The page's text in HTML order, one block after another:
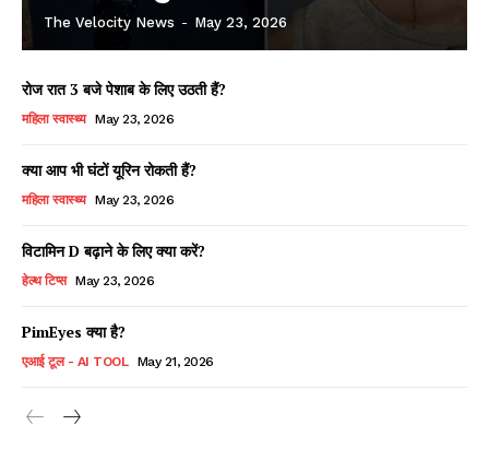
The Velocity News - May 23, 2026
रोज रात 3 बजे पेशाब के लिए उठती हैं?
महिला स्वास्थ्य May 23, 2026
क्या आप भी घंटों यूरिन रोकती हैं?
महिला स्वास्थ्य May 23, 2026
विटामिन D बढ़ाने के लिए क्या करें?
हेल्थ टिप्स May 23, 2026
PimEyes क्या है?
एआई टूल - AI TOOL May 21, 2026